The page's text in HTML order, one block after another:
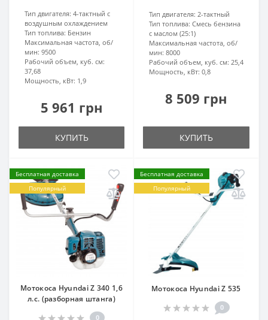
Тип двигателя: 4-тактный с
воздушным охлаждением
Тип топлива: Бензин
Максимальная частота, об/
мин: 9500
Рабочий объем, куб. см:
37,68
Мощность, кВт: 1,9
5 961 грн
КУПИТЬ
Тип двигателя: 2-тактный
Тип топлива: Смесь бензина
с маслом (25:1)
Максимальная частота, об/
мин: 8000
Рабочий объем, куб. см: 25,4
Мощность, кВт: 0,8
8 509 грн
КУПИТЬ
Бесплатная доставка
Популярный
Мотокоса Hyundai Z 340 1,6
л.с. (разборная штанга)
0
Бесплатная доставка
Популярный
Мотокоса Hyundai Z 535
0